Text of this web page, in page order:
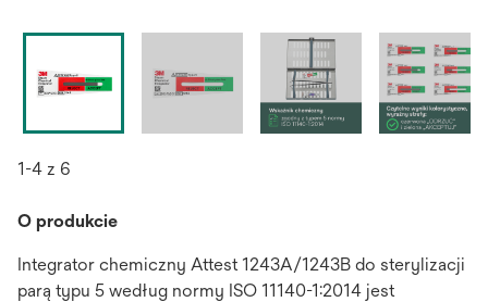
1-4 z 6
O produkcie
Integrator chemiczny Attest 1243A/1243B do sterylizacji
parą typu 5 według normy ISO 11140-1:2014 jest